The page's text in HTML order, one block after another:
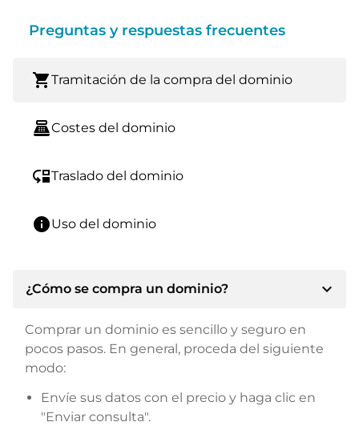
Preguntas y respuestas frecuentes
shopping_cartTramitación de la compra del dominio
point_of_saleCostes del dominio
move_downTraslado del dominio
infoUso del dominio
¿Cómo se compra un dominio? expand_more
Comprar un dominio es sencillo y seguro en
pocos pasos. En general, proceda del siguiente
modo:
Envíe sus datos con el precio y haga clic en
"Enviar consulta".